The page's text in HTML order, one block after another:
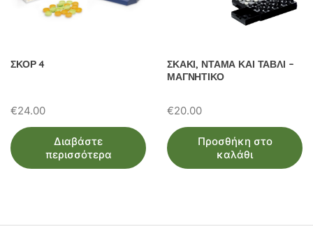
ΣΚΟΡ 4
€24.00
Διαβάστε
περισσότερα
ΣΚΑΚΙ, ΝΤΑΜΑ ΚΑΙ ΤΑΒΛΙ –
ΜΑΓΝΗΤΙΚΟ
€20.00
Προσθήκη στο
καλάθι